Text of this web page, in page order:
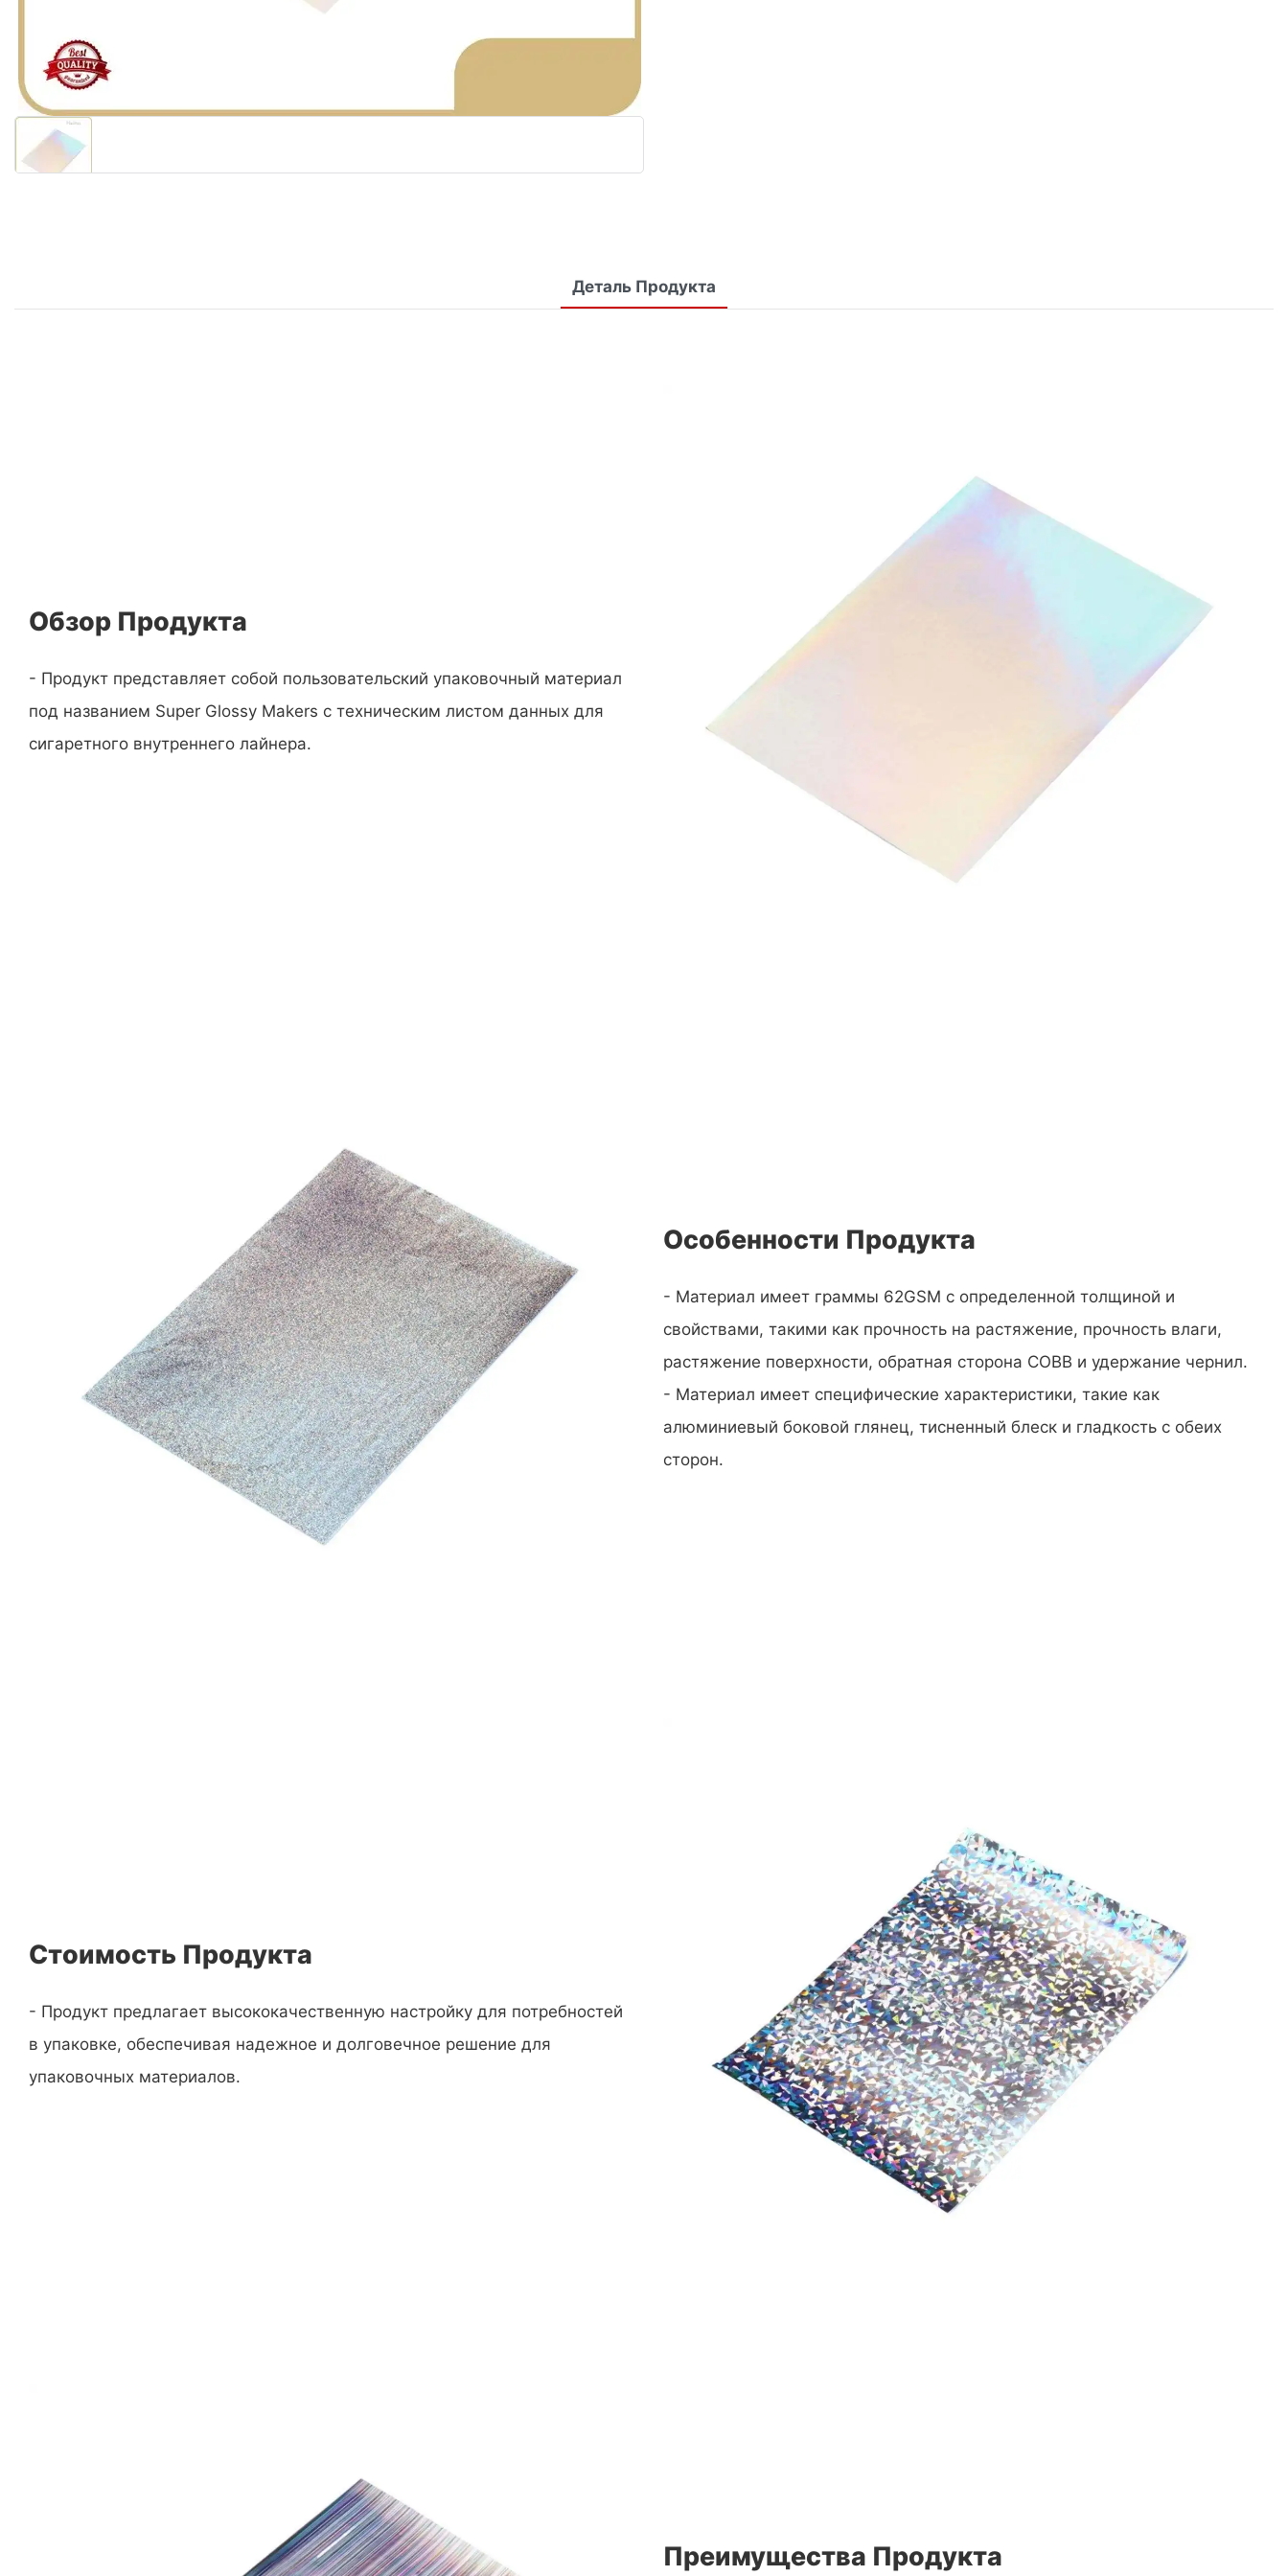
Деталь Продукта
Обзор Продукта
- Продукт представляет собой пользовательский упаковочный материал
под названием Super Glossy Makers с техническим листом данных для
сигаретного внутреннего лайнера.
Особенности Продукта
- Материал имеет граммы 62GSM с определенной толщиной и
свойствами, такими как прочность на растяжение, прочность влаги,
растяжение поверхности, обратная сторона COBB и удержание чернил.
- Материал имеет специфические характеристики, такие как
алюминиевый боковой глянец, тисненный блеск и гладкость с обеих
сторон.
Стоимость Продукта
- Продукт предлагает высококачественную настройку для потребностей
в упаковке, обеспечивая надежное и долговечное решение для
упаковочных материалов.
Преимущества Продукта